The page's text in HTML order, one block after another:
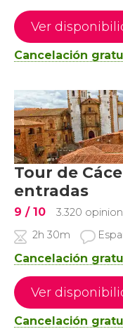
Ver
Cancelación
Tour de
entradas
9 / 10
3.320
2h 30m
Cancelación
Ver
Cancelación